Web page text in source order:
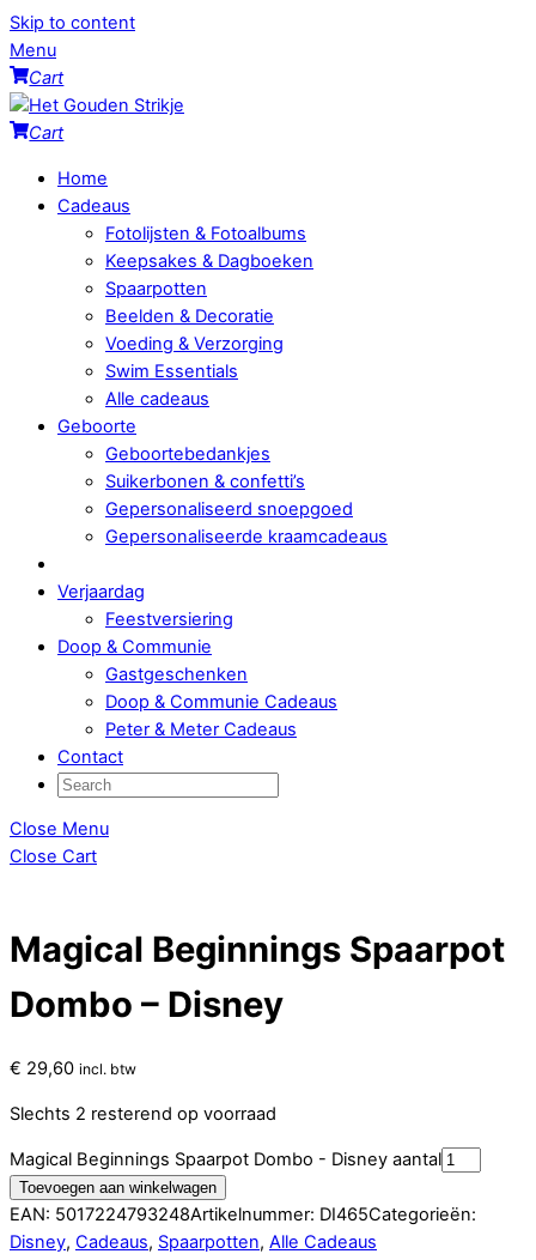
Skip to content
Menu
Cart
Cart
Home
Cadeaus
Fotolijsten & Fotoalbums
Keepsakes & Dagboeken
Spaarpotten
Beelden & Decoratie
Voeding & Verzorging
Swim Essentials
Alle cadeaus
Geboorte
Geboortebedankjes
Suikerbonen & confetti’s
Gepersonaliseerd snoepgoed
Gepersonaliseerde kraamcadeaus
Verjaardag
Feestversiering
Doop & Communie
Gastgeschenken
Doop & Communie Cadeaus
Peter & Meter Cadeaus
Contact
Close Menu
Close Cart
Magical Beginnings Spaarpot
Dombo – Disney
€ 29,60 incl. btw
Slechts 2 resterend op voorraad
Magical Beginnings Spaarpot Dombo - Disney aantal
Toevoegen aan winkelwagen
EAN: 5017224793248Artikelnummer: DI465Categorieën:
Disney, Cadeaus, Spaarpotten, Alle Cadeaus